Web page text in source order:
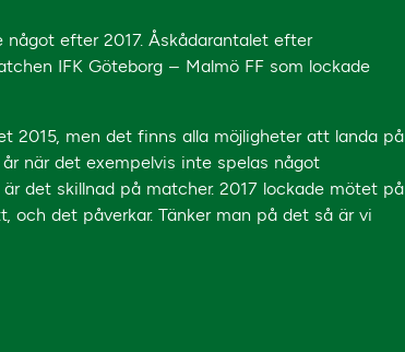
efter 2017. Åskådarantalet efter
IFK Göteborg – Malmö FF som lockade
2015, men det finns alla möjligheter att landa på
när det exempelvis inte spelas något
det skillnad på matcher. 2017 lockade mötet på
och det påverkar. Tänker man på det så är vi